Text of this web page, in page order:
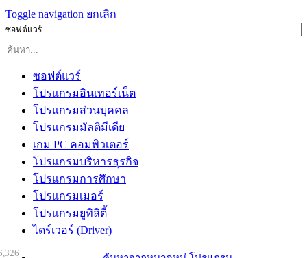
Toggle navigation ยกเลิก
ซอฟต์แวร์
ซอฟต์แวร์
โปรแกรมอินเทอร์เน็ต
โปรแกรมส่วนบุคคล
โปรแกรมมัลติมีเดีย
เกม PC คอมพิวเตอร์
โปรแกรมบริหารธุรกิจ
โปรแกรมการศึกษา
โปรแกรมเมอร์
โปรแกรมยูทิลิตี้
ไดร์เวอร์ (Driver)